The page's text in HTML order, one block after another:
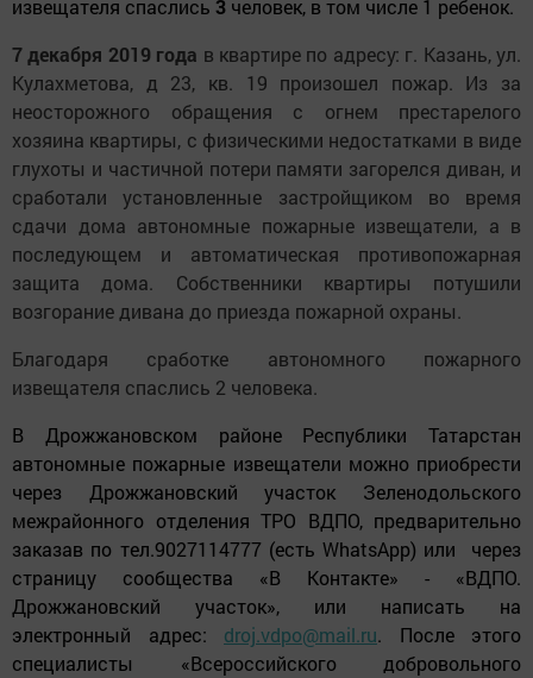
извещателя спаслись 3 человек, в том числе 1 ребенок.
7 декабря 2019 года в квартире по адресу: г. Казань, ул.
Кулахметова, д 23, кв. 19 произошел пожар. Из за
неосторожного обращения с огнем престарелого
хозяина квартиры, с физическими недостатками в виде
глухоты и частичной потери памяти загорелся диван, и
сработали установленные застройщиком во время
сдачи дома автономные пожарные извещатели, а в
последующем и автоматическая противопожарная
защита дома. Собственники квартиры потушили
возгорание дивана до приезда пожарной охраны.
Благодаря сработке автономного пожарного
извещателя спаслись 2 человека.
В Дрожжановском районе Республики Татарстан
автономные пожарные извещатели можно приобрести
через Дрожжановский участок Зеленодольского
межрайонного отделения ТРО ВДПО, предварительно
заказав по тел.9027114777 (ecтьWhatsApp) или через
страницу сообщества «В Контакте» - «ВДПО.
Дрожжановский участок», или написать на
электронный адрес: droj.vdpo@mail.ru. После этого
специалисты «Всероссийского добровольного